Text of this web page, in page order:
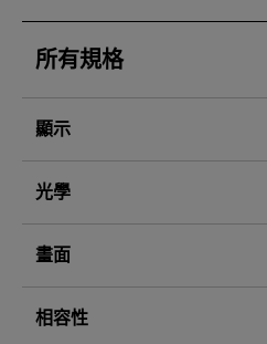
所有規格
顯示
光學
畫面
相容性